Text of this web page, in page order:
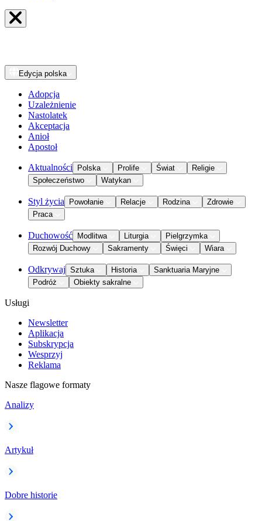
Edycja polska
Adopcja
Uzależnienie
Nastolatek
Akceptacja
Anioł
Apostoł
Aktualności Polska Prolife Świat
Religie
Społeczeństwo
Watykan
Styl życia Powołanie Relacje Rodzina
Zdrowie
Praca
Duchowość Modlitwa Liturgia
Pielgrzymka
Rozwój Duchowy
Sakramenty Święci Wiara
Odkrywaj Sztuka Historia
Sanktuaria Maryjne
Podróż
Obiekty sakralne
Usługi
Newsletter
Aplikacja
Subskrypcja
Wesprzyj
Reklama
Nasze flagowe formaty
Analizy
Artykuł
Dobre historie